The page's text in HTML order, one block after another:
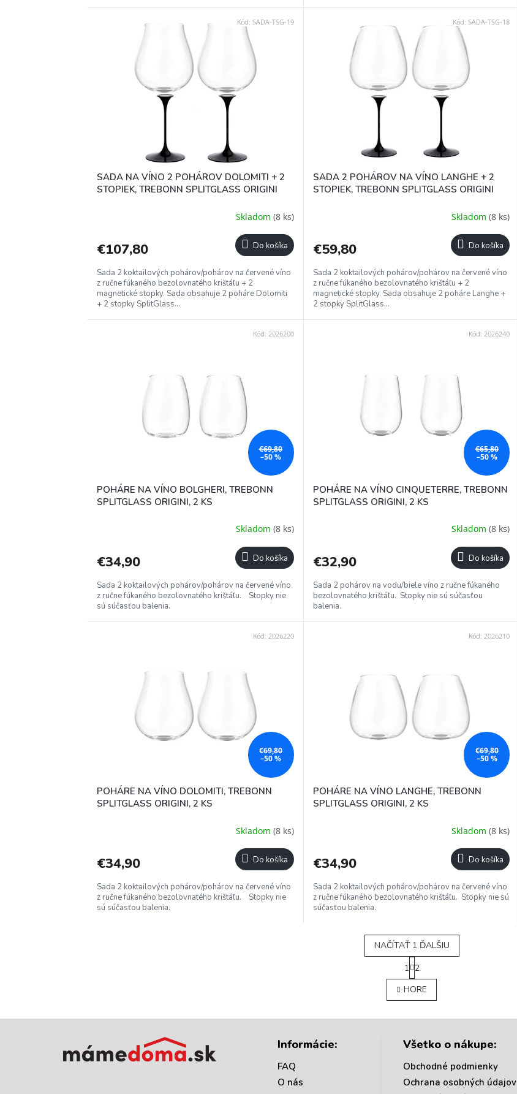
SADA NA VÍNO 2 POHÁROV DOLOMITI + 2
STOPIEK, TREBONN SPLITGLASS ORIGINI
Skladom (8 ks)
€107,80 Do košíka
Sada 2 koktailových pohárov/pohárov na červené víno
z ručne fúkaného bezolovnatého krištáľu + 2
magnetické stopky. Sada obsahuje 2 poháre Dolomiti
+ 2 stopky SplitGlass...
Kód: SADA-TSG-19
SADA 2 POHÁROV NA VÍNO LANGHE + 2
STOPIEK, TREBONN SPLITGLASS ORIGINI
Skladom(8 ks)
€59,80 Do košíka
Sada 2 koktailových pohárov/pohárov na červené víno
z ručne fúkaného bezolovnatého krištáľu + 2
magnetické stopky. Sada obsahuje 2 poháre Langhe +
2 stopky SplitGlass...
Kód:SADA-TSG-18
€69,80
–50 %
POHÁRE NA VÍNO BOLGHERI, TREBONN
SPLITGLASS ORIGINI, 2 KS
Skladom (8 ks)
€34,90 Do košíka
Sada 2 koktailových pohárov/pohárov na červené víno
z ručne fúkaného bezolovnatého krištáľu. Stopky nie
sú súčasťou balenia.
Kód: 2026200
€65,80
–50 %
POHÁRE NA VÍNO CINQUETERRE, TREBONN
SPLITGLASS ORIGINI, 2 KS
Skladom(8 ks)
€32,90 Do košíka
Sada 2 pohárov na vodu/biele víno z ručne fúkaného
bezolovnatého krištáľu. Stopky nie sú súčasťou
balenia.
Kód:2026240
€69,80
–50 %
POHÁRE NA VÍNO DOLOMITI, TREBONN
SPLITGLASS ORIGINI, 2 KS
Skladom (8 ks)
€34,90 Do košíka
Sada 2 koktailových pohárov/pohárov na červené víno
z ručne fúkaného bezolovnatého krištáľu. Stopky nie
sú súčasťou balenia.
Kód: 2026220
€69,80
–50 %
POHÁRE NA VÍNO LANGHE, TREBONN
SPLITGLASS ORIGINI, 2 KS
Skladom(8 ks)
€34,90 Do košíka
Sada 2 koktailových pohárov/pohárov na červené víno
z ručne fúkaného bezolovnatého krištáľu. Stopky nie sú
súčasťou balenia.
Kód: 2026210
O
v
l
d
c
e
p
r
NAČÍTAŤ 1 ĎALŠIU
S
t
r
á
n
a
i
e
1 2
HORE
Informácie:
FAQ
O nás
Všetko o nákupe:
Obchodné podmienky
Ochrana osobných údajov